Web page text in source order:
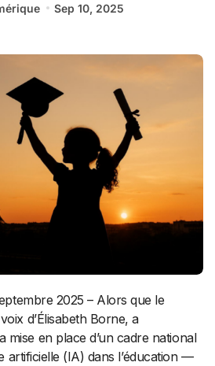
Sep 10, 2025
d’Élisabeth Borne, a
mise en place d’un cadre national
artificielle (IA) dans l’éducation —